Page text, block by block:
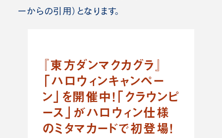
ーからの引用）となります。
『東方ダンマクカグラ』
「ハロウィンキャンペー
ン」を開催中！「クラウンピ
ース」がハロウィン仕様
のミタマカードで初登場！